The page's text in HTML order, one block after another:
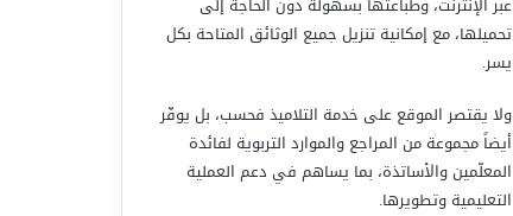
تحميلها، مع إمكانية تنزيل جميع الوثائق المتاحة بكل
يسر.
ولا يقتصر الموقع على خدمة التلاميذ فحسب، بل يوفّر
أيضاً مجموعة من المراجع والموارد التربوية لفائدة
المعلّمين والأساتذة، بما يساهم في دعم العملية
التعليمية وتطويرها.